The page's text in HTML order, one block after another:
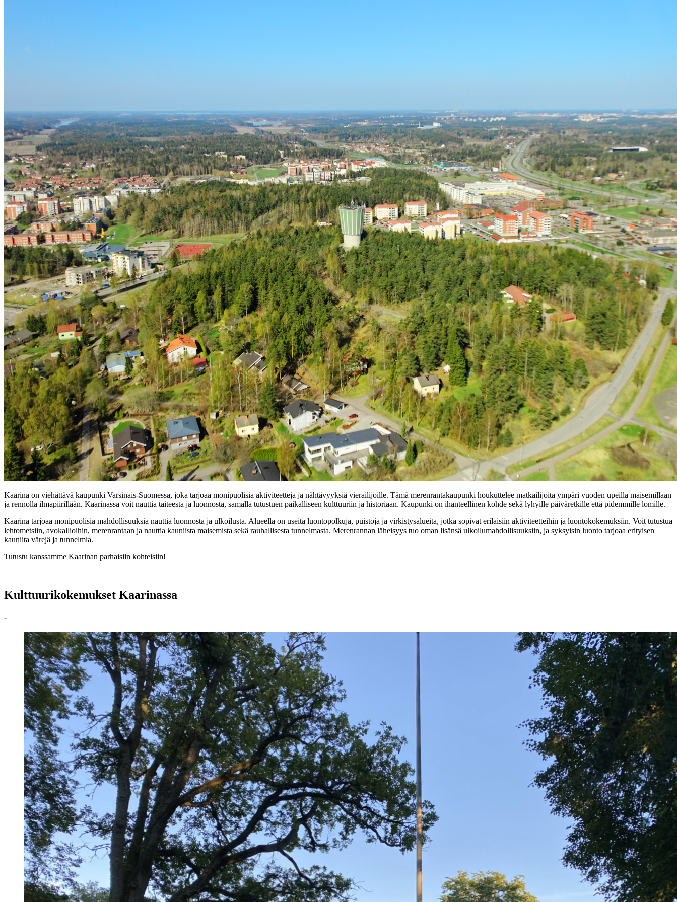
Kaarina on viehättävä kaupunki Varsinais-Suomessa, joka tarjoaa monipuolisia aktiviteetteja ja nähtävyyksiä vierailijoille. Tämä merenrantakaupunki houkuttelee matkailijoita ympäri vuoden upeilla maisemillaan
ja rennolla ilmapiirillään. Kaarinassa voit nauttia taiteesta ja luonnosta, samalla tutustuen paikalliseen kulttuuriin ja historiaan. Kaupunki on ihanteellinen kohde sekä lyhyille päiväretkille että pidemmille lomille.
Kaarina tarjoaa monipuolisia mahdollisuuksia nauttia luonnosta ja ulkoilusta. Alueella on useita luontopolkuja, puistoja ja virkistysalueita, jotka sopivat erilaisiin aktiviteetteihin ja luontokokemuksiin. Voit tutustua
lehtometsiin, avokallioihin, merenrantaan ja nauttia kauniista maisemista sekä rauhallisesta tunnelmasta. Merenrannan läheisyys tuo oman lisänsä ulkoilumahdollisuuksiin, ja syksyisin luonto tarjoaa erityisen
kauniita värejä ja tunnelmia.
Tutustu kanssamme Kaarinan parhaisiin kohteisiin!
Kulttuurikokemukset Kaarinassa
-